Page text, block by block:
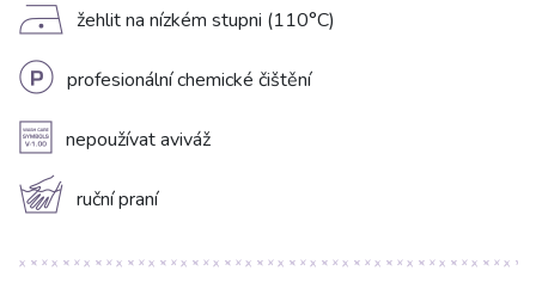
D žehlit na nízkém stupni (110°C)
L profesionální chemické čištění
A nepoužívat aviváž
c ruční praní